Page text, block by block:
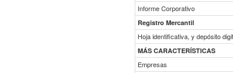
Informe Corporativo
Registro Mercantil
Hoja identificativa, y depósito
MÁS CARACTERÍSTICAS
Empresas